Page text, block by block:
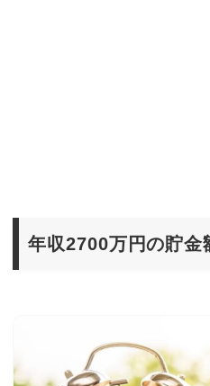
年収2700万円の貯金